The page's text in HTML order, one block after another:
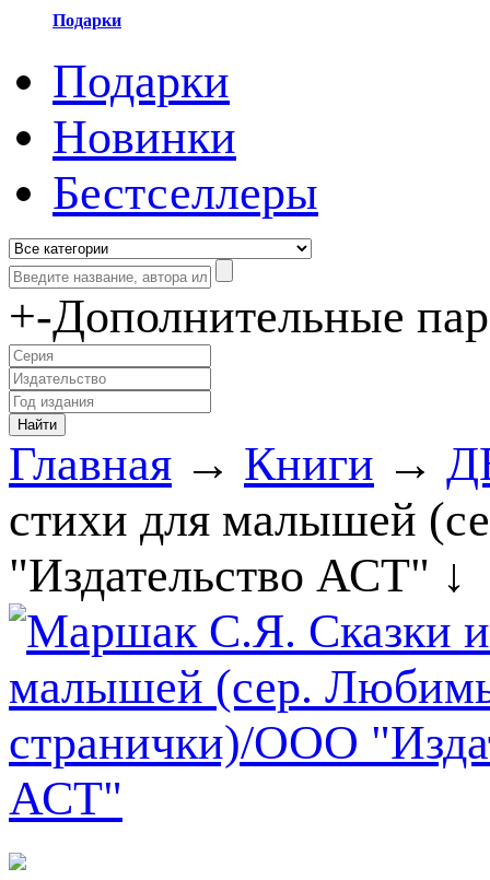
Подарки
Подарки
Новинки
Бестселлеры
+-Дополнительные
Главная → Книги →
стихи для малышей
"Издательство АСТ" ↓